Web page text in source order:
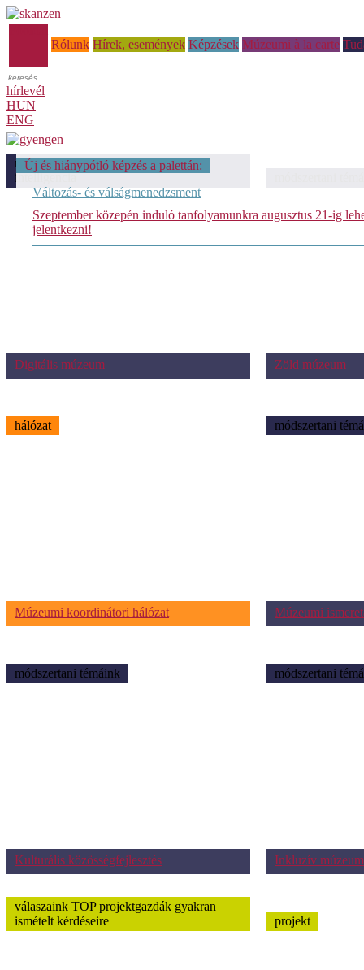
Rólunk Hírek, események Képzések Múzeumi à la carte
hírlevél
HUN
ENG
Új és hiánypótló képzés a palettán:
Változás- és válságmenedzsment
Szeptember közepén induló tanfolyamunkra augusztus 21-ig
jelentkezni!
módszertani témáink: Mesterséges
intelligencia
Digitális múzeum Zöld múzeum
hálózat
Múzeumi koordinátori hálózat
módszertani
Múzeumi
módszertani témáink
Kulturális közösségfejlesztés
módszertani
Inkluzív múzeum
válaszaink TOP projektgazdák gyakran
ismételt kérdéseire
projekt